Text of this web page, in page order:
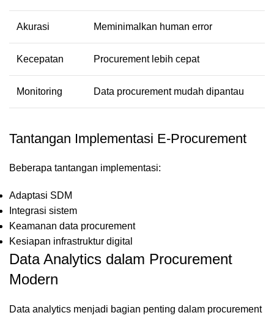
Akurasi Meminimalkan human error
Kecepatan Procurement lebih cepat
Monitoring Data procurement mudah dipantau
Tantangan Implementasi E-Procurement
Beberapa tantangan implementasi:
Adaptasi SDM
Integrasi sistem
Keamanan data procurement
Kesiapan infrastruktur digital
Data Analytics dalam Procurement
Modern
Data analytics menjadi bagian penting dalam procurement